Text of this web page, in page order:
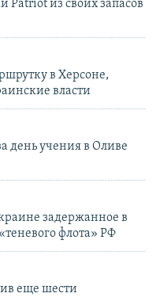
Patriot из своих запасов
в Херсоне,
власти
день учения в Оливе
задержанное в
флота» РФ
еще шести